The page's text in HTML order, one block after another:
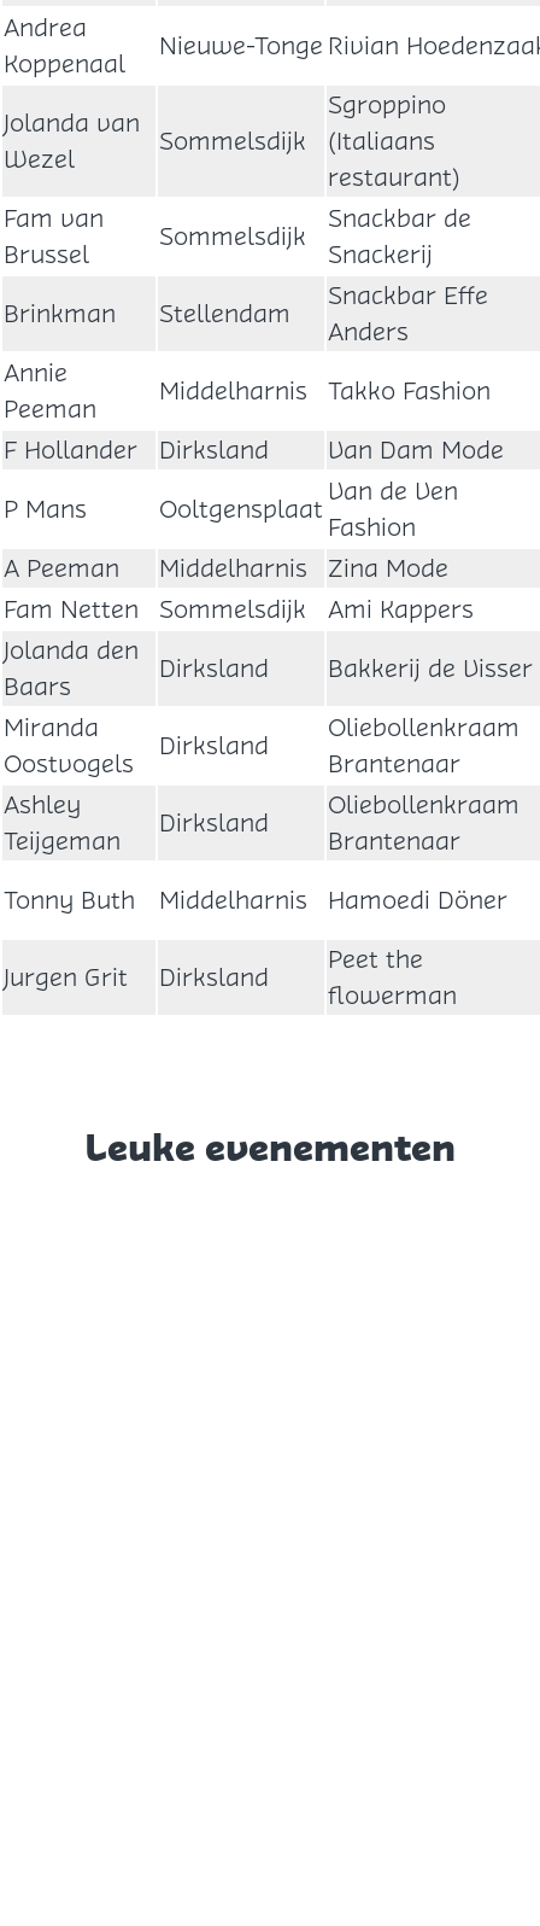
Andrea
Koppenaal
Nieuwe-Tonge Rivian
Jolanda van
Wezel
Sommelsdijk
Sgroppino
(Italiaans
restaurant)
Fam van
Brussel
Sommelsdijk
Snackbar de
Snackerij
Brinkman
Stellendam
Snackbar Effe
Anders
Annie
Peeman
Middelharnis
Takko Fashion
F Hollander
Dirksland
Van Dam Mode
P Mans
Ooltgensplaat
Van de Ven
Fashion
A Peeman
Middelharnis
Zina Mode
Fam Netten
Sommelsdijk
Ami Kappers
Jolanda den
Baars
Dirksland
Bakkerij de Visser
Miranda
Oostvogels
Dirksland
Oliebollenkraam
Brantenaar
Ashley
Teijgeman
Dirksland
Oliebollenkraam
Brantenaar
Tonny Buth
Middelharnis Hamoedi Döner
Jurgen Grit Dirksland
Peet the
flowerman
Leuke evenementen